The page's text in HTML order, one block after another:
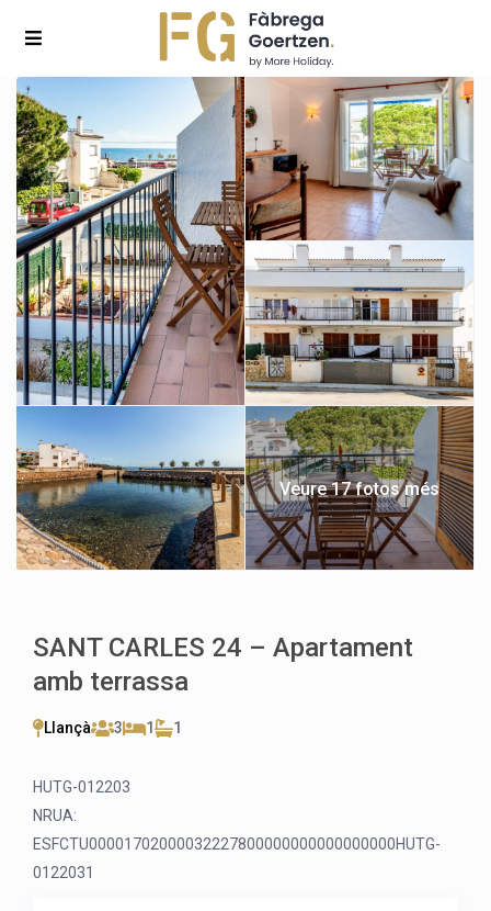
Veure 17 fotos més
SANT CARLES 24 – Apartament
amb terrassa
Llançà 3 1 1
HUTG-012203
NRUA:
ESFCTU00001702000032227800000000000000000HUTG-
0122031